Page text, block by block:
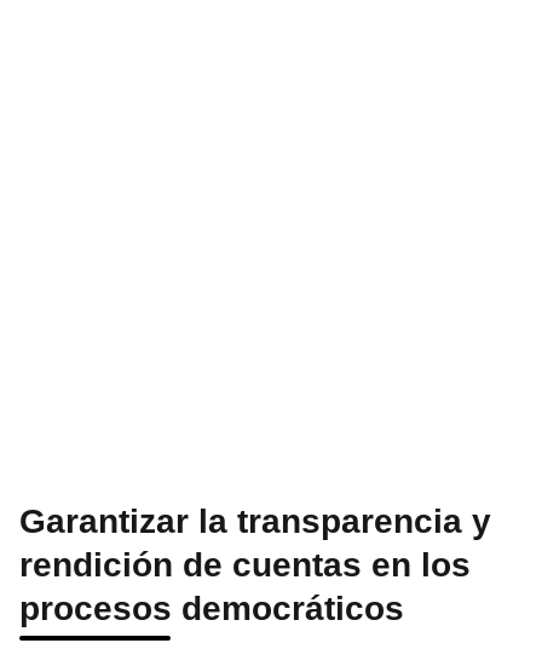
Garantizar la transparencia y
rendición de cuentas en los
procesos democráticos